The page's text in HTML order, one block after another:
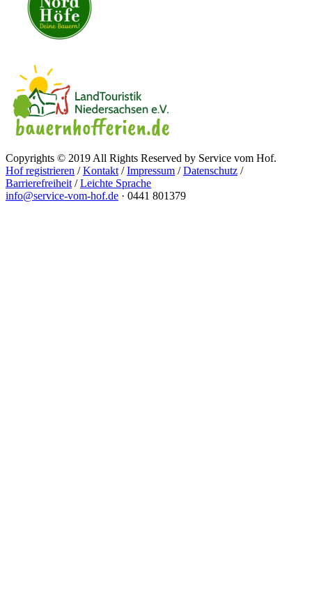
Copyrights © 2019 All Rights Reserved by Service vom Hof.
Hof registrieren /Kontakt /Impressum /Datenschutz /
Barrierefreiheit /Leichte Sprache
info@service-vom-hof.de · 0441 801379